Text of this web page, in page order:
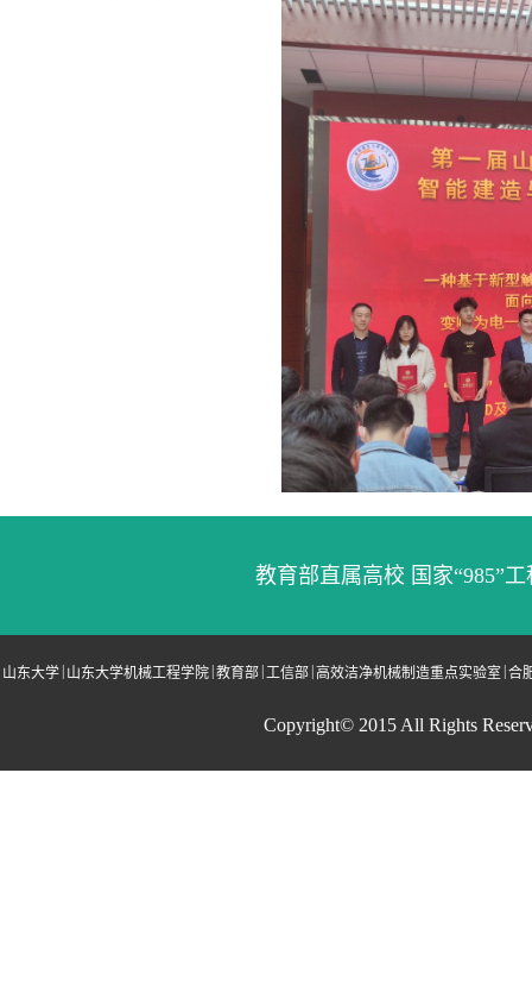
教育部直属高校 国家“985”
山东大学 | 山东大学机械工程学院 |教育部 | 工信部 |高效洁净机械制造重点实验室 |合
Copyright© 2015 All Rights